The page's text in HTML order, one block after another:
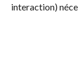
interaction)